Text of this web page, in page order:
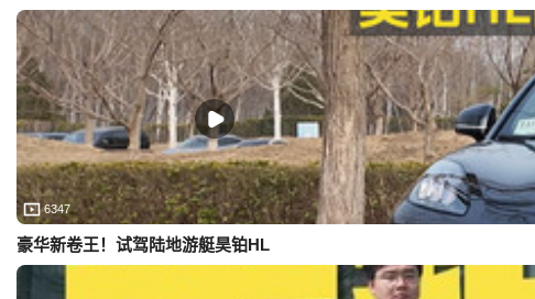
6347
豪华新卷王！试驾陆地游艇昊铂HL